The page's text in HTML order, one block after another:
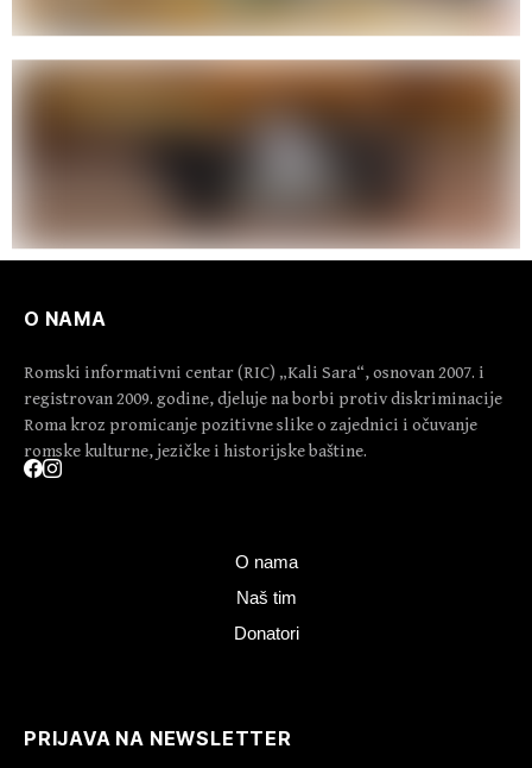
O NAMA
Romski informativni centar (RIC) „Kali Sara“, osnovan 2007. i
registrovan 2009. godine, djeluje na borbi protiv diskriminacije
Roma kroz promicanje pozitivne slike o zajednici i očuvanje
romske kulturne, jezičke i historijske baštine.
O nama
Naš tim
Donatori
PRIJAVA NA NEWSLETTER